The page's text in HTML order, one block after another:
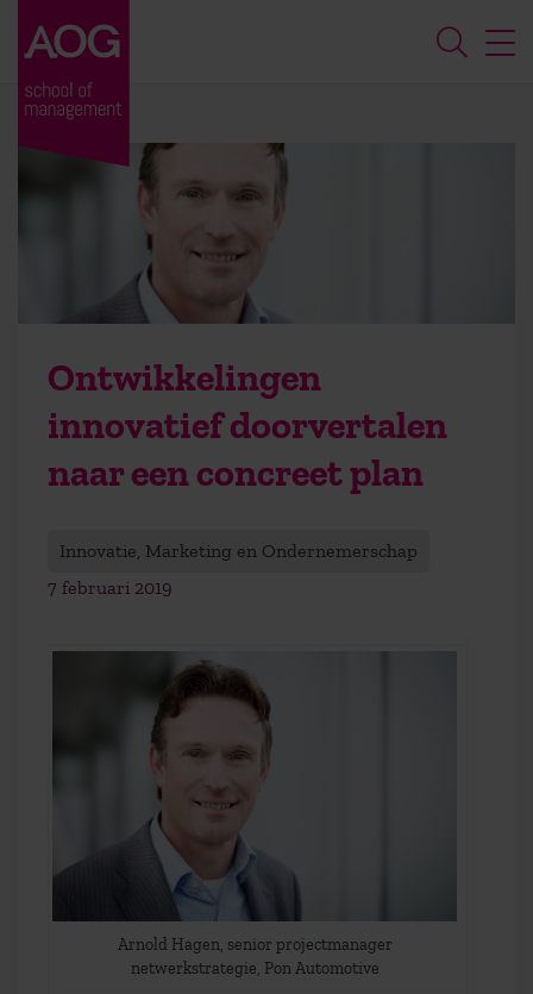
Ontwikkelingen
innovatief doorvertalen
naar een concreet plan
Innovatie, Marketing en Ondernemerschap
7 februari 2019
Arnold Hagen, senior projectmanager
netwerkstrategie, Pon Automotive